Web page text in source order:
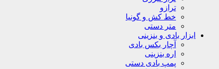
ترازو
خط کش و گونیا
متر دستی
ابزار بادی و بنزینی
آچار بکس بادی
اره بنزینی
پمپ بادی دستی